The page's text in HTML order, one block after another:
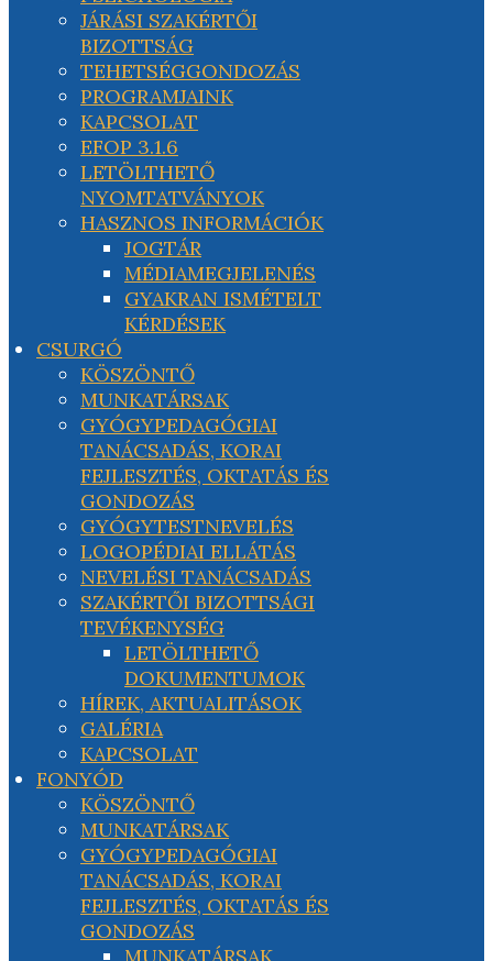
JÁRÁSI SZAKÉRTŐI
BIZOTTSÁG
TEHETSÉGGONDOZÁS
PROGRAMJAINK
KAPCSOLAT
EFOP 3.1.6
LETÖLTHETŐ
NYOMTATVÁNYOK
HASZNOS INFORMÁCIÓK
JOGTÁR
MÉDIAMEGJELENÉS
GYAKRAN ISMÉTELT
KÉRDÉSEK
CSURGÓ
KÖSZÖNTŐ
MUNKATÁRSAK
GYÓGYPEDAGÓGIAI
TANÁCSADÁS, KORAI
FEJLESZTÉS, OKTATÁS ÉS
GONDOZÁS
GYÓGYTESTNEVELÉS
LOGOPÉDIAI ELLÁTÁS
NEVELÉSI TANÁCSADÁS
SZAKÉRTŐI BIZOTTSÁGI
TEVÉKENYSÉG
LETÖLTHETŐ
DOKUMENTUMOK
HÍREK, AKTUALITÁSOK
GALÉRIA
KAPCSOLAT
FONYÓD
KÖSZÖNTŐ
MUNKATÁRSAK
GYÓGYPEDAGÓGIAI
TANÁCSADÁS, KORAI
FEJLESZTÉS, OKTATÁS ÉS
GONDOZÁS
MUNKATÁRSAK